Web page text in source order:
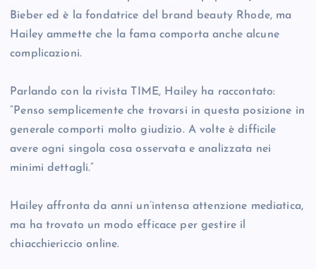
Bieber ed è la fondatrice del brand beauty Rhode, ma
Hailey ammette che la fama comporta anche alcune
complicazioni.
Parlando con la rivista TIME, Hailey ha raccontato:
“Penso semplicemente che trovarsi in questa posizione in
generale comporti molto giudizio. A volte è difficile
avere ogni singola cosa osservata e analizzata nei
minimi dettagli.”
Hailey affronta da anni un’intensa attenzione mediatica,
ma ha trovato un modo efficace per gestire il
chiacchiericcio online.